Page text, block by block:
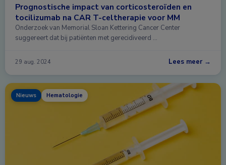
Prognostische impact van corticosteroïden en
tocilizumab na CAR T-celtherapie voor MM
Onderzoek van Memorial Sloan Kettering Cancer Center
suggereert dat bij patiënten met gerecidiveerd …
29 aug. 2024 Lees meer →
Nieuws Hematologie